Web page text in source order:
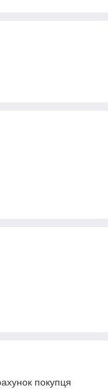
покупця